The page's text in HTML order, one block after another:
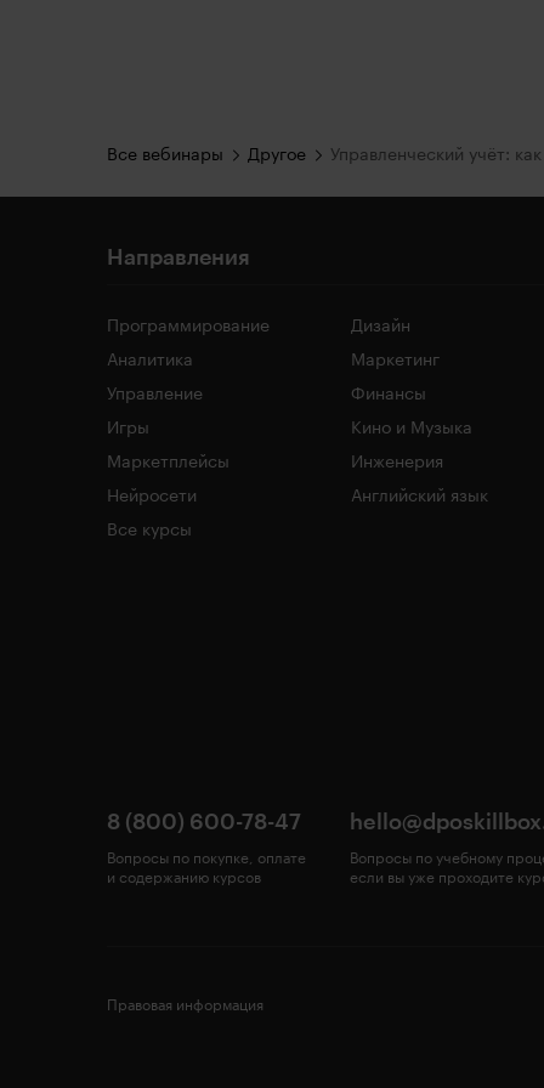
Все вебинары Другое
Направления
Программирование
Дизайн
Аналитика
Маркетинг
Управление
Финансы
Игры
Кино и Музыка
Маркетплейсы
Инженерия
Нейросети
Английский язык
Все курсы
8 (800) 600-78-47
Вопросы по покупке, оплате
и содержанию курсов
Вопросы по учебному
если вы уже проходите
Правовая информация